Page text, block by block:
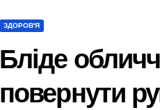
ЗДОРОВ'Я
Бліде
повернути